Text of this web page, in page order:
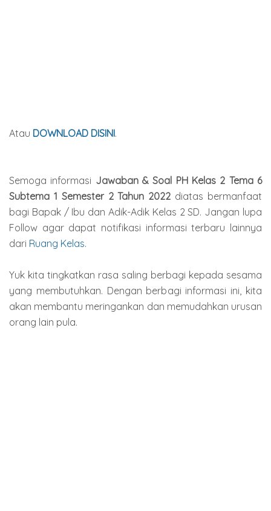
Atau DOWNLOAD DISINI.
Semoga informasi Jawaban & Soal PH Kelas 2 Tema 6
Subtema 1 Semester 2Tahun 2022 diatas bermanfaat
bagi Bapak / Ibu dan Adik-Adik Kelas 2 SD. Jangan lupa
Follow agar dapat notifikasi informasi terbaru lainnya
dari Ruang Kelas.
Yuk kita tingkatkan rasa saling berbagi kepada sesama
yang membutuhkan. Dengan berbagi informasi ini, kita
akan membantu meringankan dan memudahkan urusan
orang lain pula.